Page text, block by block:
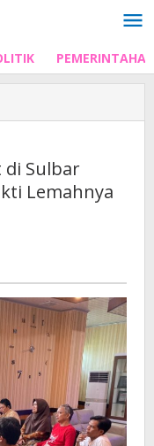
di Sulbar
Lemahnya